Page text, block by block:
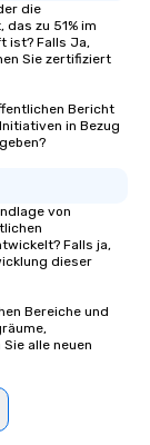
die
zu 51% im
ist? Falls Ja,
Sie zertifiziert
Bericht
in Bezug
von
Falls ja,
dieser
Bereiche und
alle neuen